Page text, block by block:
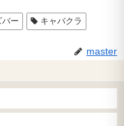
バー キャバクラ
master